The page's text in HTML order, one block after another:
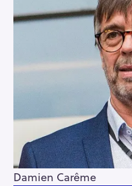
Damien Carême